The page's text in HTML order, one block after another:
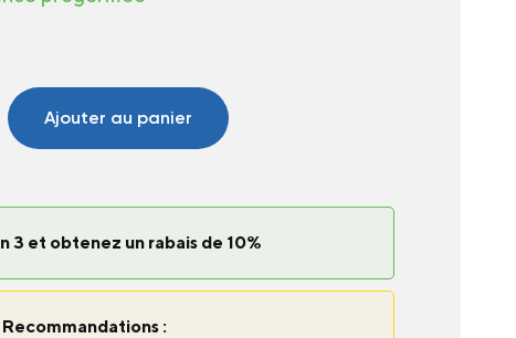
Ajouter au panier
3 et obtenez un rabais de 10%
Recommandations :